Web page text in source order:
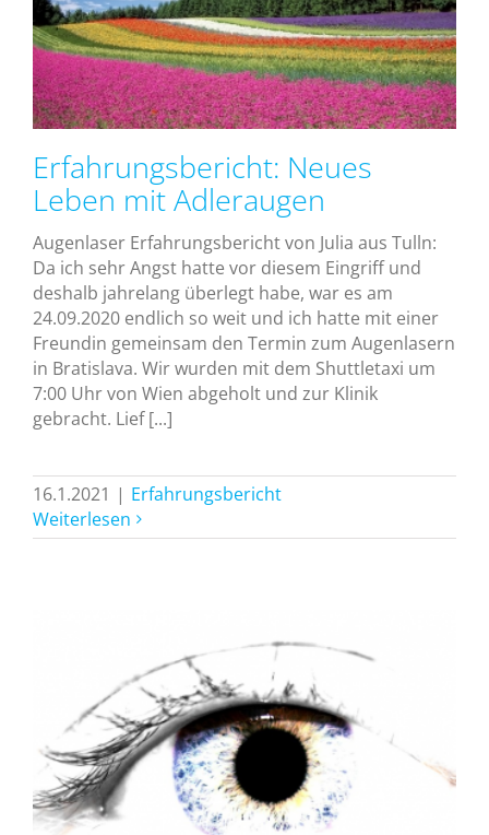
Erfahrungsbericht: Neues
Leben mit Adleraugen
Augenlaser Erfahrungsbericht von Julia aus Tulln:
Da ich sehr Angst hatte vor diesem Eingriff und
deshalb jahrelang überlegt habe, war es am
24.09.2020 endlich so weit und ich hatte mit einer
Freundin gemeinsam den Termin zum Augenlasern
in Bratislava. Wir wurden mit dem Shuttletaxi um
7:00 Uhr von Wien abgeholt und zur Klinik
gebracht. Lief [...]
16.1.2021 | Erfahrungsbericht
Weiterlesen